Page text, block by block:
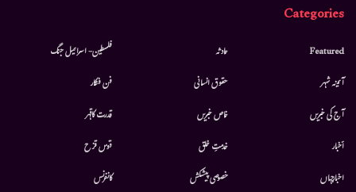
Categories
Featured
آئینہ شہر
آج کی خبریں
أخبار
اخبارجہاں
حادثہ
حقوق انسانی
خاص خبریں
خدمتِ خلق
خصوصی پیشکش
فلسطین- اسرائیل جنگ
فن فنکار
قدرت کاقہر
قوس قزح
کانفرنس